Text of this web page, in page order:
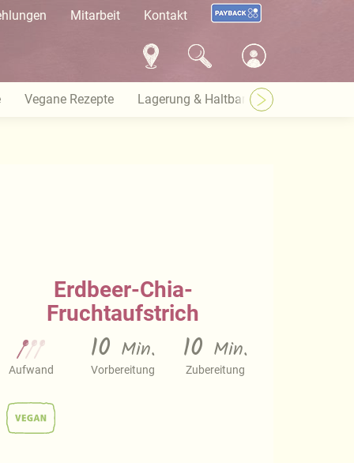
Mitarbeit Kontakt
Vegane Rezepte Lagerung & Haltbarkeit
Erdbeer-Chia-
Fruchtaufstrich
Aufwand
10 Min.
Vorbereitung
10 Min.
Zubereitung